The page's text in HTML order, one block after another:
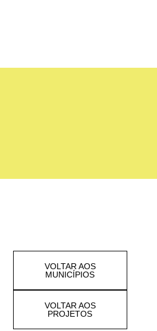
VOLTAR AOS
MUNICÍPIOS
VOLTAR AOS
PROJETOS